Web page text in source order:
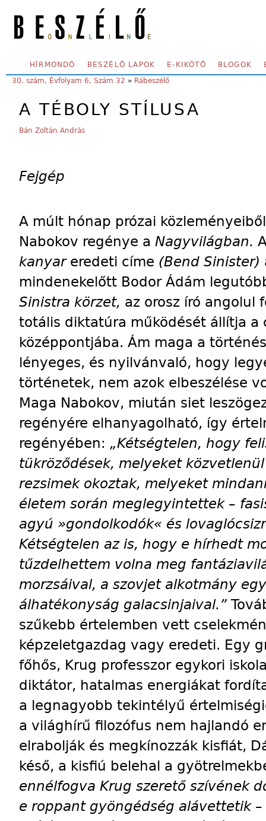
SECONDARY MENU
HÍRMONDÓ BESZÉLŐ LAPOK E-KIKÖTŐ BLOGOK
YOU ARE HERE:
30. szám, Évfolyam 6, Szám 32 » Rábeszélő
A TÉBOLY STÍLUSA
Bán Zoltán András
Fejgép
A múlt hónap prózai
Nabokov regénye a Nagyvilágban.
kanyar eredeti címe (Bend Sinister)
mindenekelőtt Bodor Ádám
Sinistra körzet, az orosz író angolul
totális diktatúra működését állítja a
középpontjába. Ám maga a
lényeges, és nyilvánvaló, hogy
történetek, nem azok elbeszélése
Maga Nabokov, miután siet
regényére elhanyagolható, így
regényében: „Kétségtelen, hogy
tükröződések, melyeket
rezsimek okoztak, melyeket
életem során meglegyintettek –
agyú »gondolkodók« és
Kétségtelen az is, hogy e hírhedt
tűzdelhettem volna meg
morzsáival, a szovjet alkotmány
álhatékonyság galacsinjaival.”
szűkebb értelemben vett
képzeletgazdag vagy eredeti. Egy
főhős, Krug professzor egykori
diktátor, hatalmas energiákat
a legnagyobb tekintélyű
a világhírű filozófus nem hajlandó
elrabolják és megkínozzák kisfiát,
késő, a kisfiú belehal a
ennélfogva Krug szerető szívének
e roppant gyöngédség alávettetik